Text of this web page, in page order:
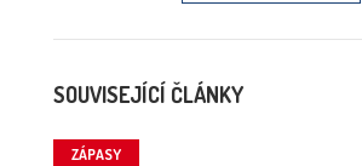
SOUVISEJÍCÍ ČLÁNKY
ZÁPASY